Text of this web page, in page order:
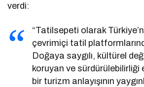
verdi:
“Tatilsepeti olarak
çevrimiçi tatil
Doğaya saygılı, kültürel
koruyan ve sürdürülebilirliği
bir turizm anlayışının